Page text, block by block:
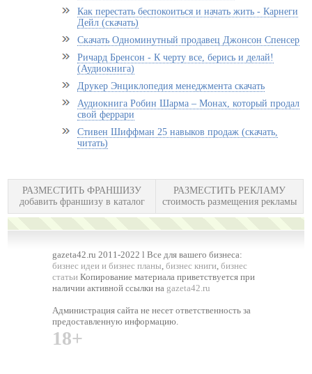
Как перестать беспокоиться и начать жить - Карнеги
Дейл (скачать)
Скачать Одноминутный продавец Джонсон Спенсер
Ричард Бренсон - К черту все, берись и делай!
(Аудиокнига)
Друкер Энциклопедия менеджмента скачать
Аудиокнига Робин Шарма – Монах, который продал
свой феррари
Стивен Шиффман 25 навыков продаж (скачать,
читать)
РАЗМЕСТИТЬ ФРАНШИЗУ
добавить франшизу в каталог
РАЗМЕСТИТЬ РЕКЛАМУ
стоимость размещения рекламы
gazeta42.ru 2011-2022 l Все для вашего бизнеса:
бизнес идеи и бизнес планы,бизнес книги,бизнес
статьи Копирование материала приветствуется при
наличии активной ссылки на gazeta42.ru
Администрация сайта не несет ответственность за
предоставленную информацию.
18+